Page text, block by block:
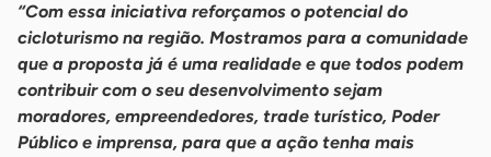
“Com essa iniciativa reforçamos o potencial do
cicloturismo na região. Mostramos para a comunidade
que a proposta já é uma realidade e que todos podem
contribuir com o seu desenvolvimento sejam
moradores, empreendedores, trade turístico, Poder
Público e imprensa, para que a ação tenha mais